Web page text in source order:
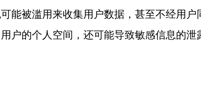
能被滥用来收集用户数据，甚至不经用户
户的个人空间，还可能导致敏感信息的泄